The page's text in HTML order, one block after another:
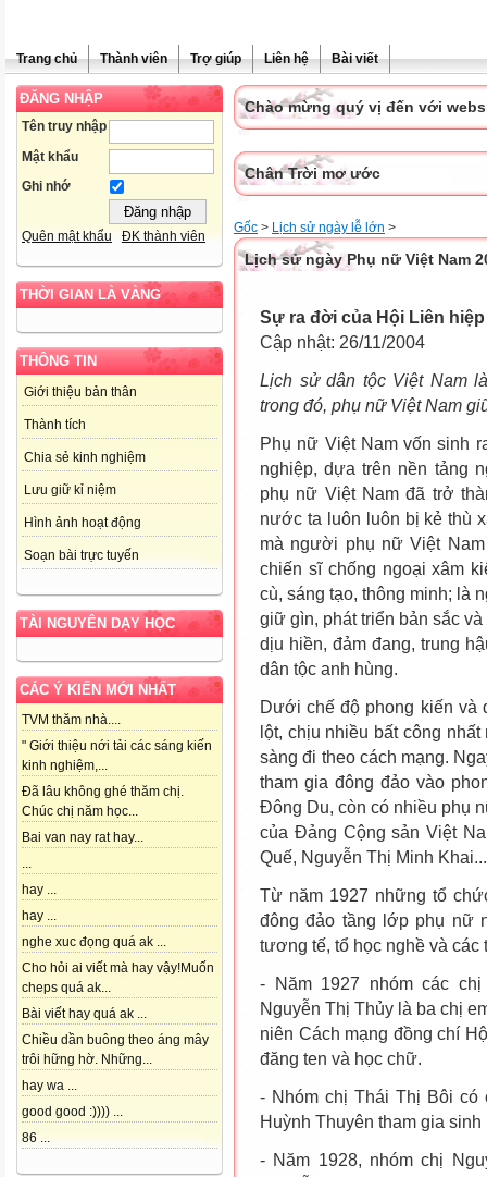
Trang chủ Thành viên Trợ giúp Liên hệ Bài viết
ĐĂNG NHẬP
Tên truy nhập
Mật khẩu
Ghi nhớ
Quên mật khẩu ĐK thành viên
THỜI GIAN LÀ VÀNG
THÔNG TIN
Giới thiệu bản thân
Thành tích
Chia sẻ kinh nghiệm
Lưu giữ kỉ niệm
Hình ảnh hoạt động
Soạn bài trực tuyến
TÀI NGUYÊN DẠY HỌC
CÁC Ý KIẾN MỚI NHẤT
TVM thăm nhà....
" Giới thiệu nới tải các sáng kiến
kinh nghiệm,...
Đã lâu không ghé thăm chị.
Chúc chị năm học...
Bai van nay rat hay...
...
hay ...
hay ...
nghe xuc đọng quá ak ...
Cho hỏi ai viết mà hay vậy!Muốn
cheps quá ak...
Bài viết hay quá ak ...
Chiều dần buông theo áng mây
trôi hững hờ. Những...
hay wa ...
good good :)))) ...
86 ...
Chào mừng quý vị đến với
Chân Trời mơ ước
Gốc > Lịch sử ngày lễ lớn >
Lịch sử ngày Phụ nữ Việt Nam
Sự ra đời của Hội Liên
Cập nhật: 26/11/2004
Lịch sử dân tộc Việt Nam
trong đó, phụ nữ Việt Nam
Phụ nữ Việt Nam vốn sinh
nghiệp, dựa trên nền tảng
phụ nữ Việt Nam đã trở
nước ta luôn luôn bị kẻ thù
mà người phụ nữ Việt
chiến sĩ chống ngoại xâm
cù, sáng tạo, thông minh; là
giữ gìn, phát triển bản sắc
dịu hiền, đảm đang, trung
dân tộc anh hùng.
Dưới chế độ phong kiến
lột, chịu nhiều bất công
sàng đi theo cách mạng.
tham gia đông đảo vào
Đông Du, còn có nhiều phụ
của Đảng Cộng sản Việt
Quế, Nguyễn Thị Minh Khai...
Từ năm 1927 những tổ
đông đảo tầng lớp phụ nữ
tương tế, tổ học nghề và
- Năm 1927 nhóm các
Nguyễn Thị Thủy là ba chị
niên Cách mạng đồng chí
đăng ten và học chữ.
- Nhóm chị Thái Thị Bôi có
Huỳnh Thuyên tham gia
- Năm 1928, nhóm chị